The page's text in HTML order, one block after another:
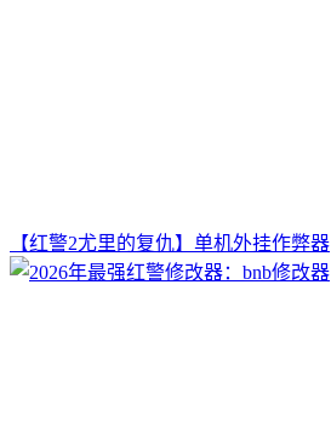
【红警2尤里的复仇】单机外挂作弊器